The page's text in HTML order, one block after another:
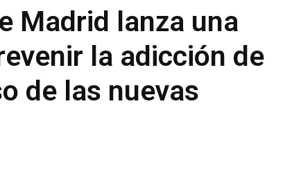
Madrid lanza una
la adicción de
de las nuevas